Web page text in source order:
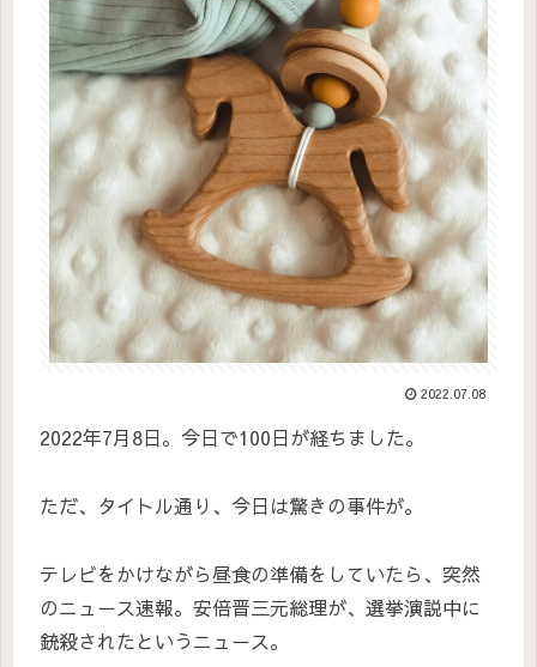
2022.07.08
2022年7月8日。今日で100日が経ちました。
ただ、タイトル通り、今日は驚きの事件が。
テレビをかけながら昼食の準備をしていたら、突然
のニュース速報。安倍晋三元総理が、選挙演説中に
銃殺されたというニュース。